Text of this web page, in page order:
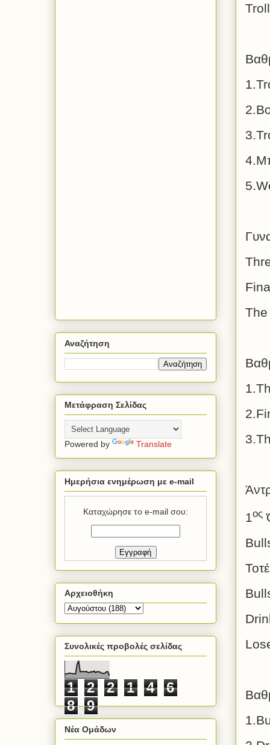
4.
1ος
Αναζήτηση
Μετάφραση Σελίδας
Powered by Translate
Ημερήσια ενημέρωση με e-mail
Καταχώρησε το e-mail σου:
Αρχειοθήκη
Συνολικές προβολές σελίδας
1 2 2 1 4
6
8
9
Νέα Ομάδων